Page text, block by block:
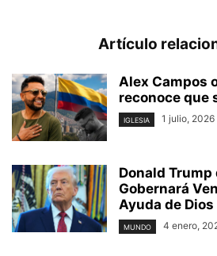
Artículo
Alex Campos
reconoce que
IGLESIA 1 julio, 2026
Donald Trump
Gobernará
Ayuda de Dios
MUNDO 4 enero,